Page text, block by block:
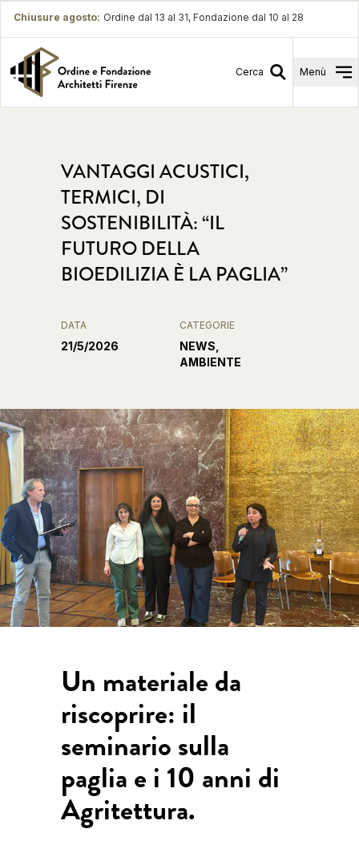
Chiusure agosto: Ordine dal 13 al 31, Fondazione dal 10 al 28
Cerca Menù
VANTAGGI ACUSTICI,
TERMICI, DI
SOSTENIBILITÀ: “IL
FUTURO DELLA
BIOEDILIZIA È LA PAGLIA”
DATA
21/5/2026
CATEGORIE
NEWS,
AMBIENTE
Un materiale da
riscoprire: il
seminario sulla
paglia e i 10 anni di
Agritettura.